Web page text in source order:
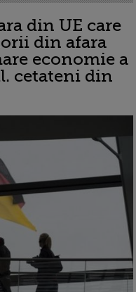
din UE care
din afara
economie a
cetateni din